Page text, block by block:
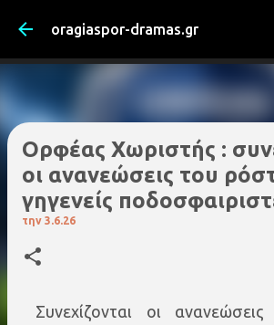
Μετάβαση στο κύριο
oragiaspor-dramas.gr
Ορφέας Χωριστής :
οι ανανεώσεις του
γηγενείς
την 3.6.26
Συνεχίζονται οι